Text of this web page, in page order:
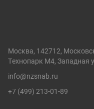
Москва, 142712,
Технопарк М4, Западная
info@nzsnab.ru
+7 (499) 213-01-89